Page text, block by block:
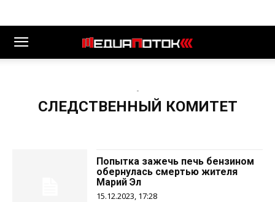
-
СЛЕДСТВЕННЫЙ КОМИТЕТ
Попытка зажечь печь бензином
обернулась смертью жителя
Марий Эл
15.12.2023, 17:28